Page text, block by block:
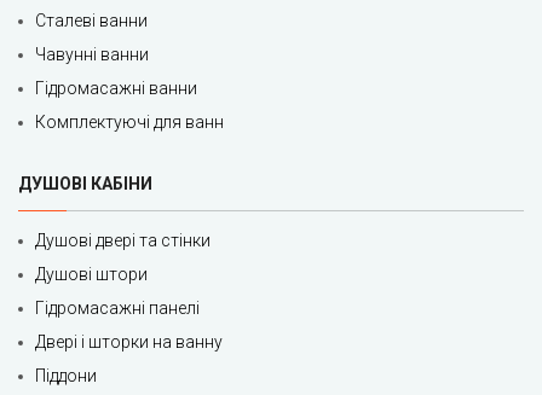
Сталеві ванни
Чавунні ванни
Гідромасажні ванни
Комплектуючі для ванн
ДУШОВІ КАБІНИ
Душові двері та стінки
Душові штори
Гідромасажні панелі
Двері і шторки на ванну
Піддони